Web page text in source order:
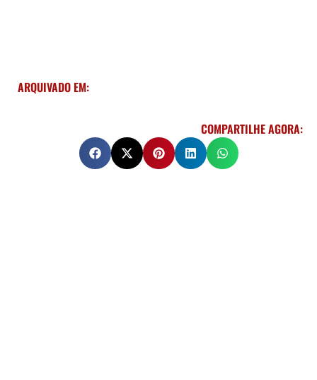
ARQUIVADO EM:
COMPARTILHE AGORA: